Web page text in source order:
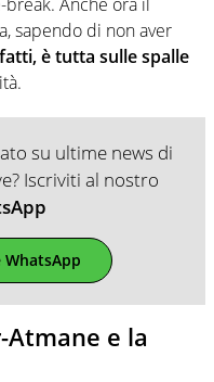
sapendo di non aver
è tutta sulle spalle
su ultime news di
Iscriviti al nostro
Atmane e la